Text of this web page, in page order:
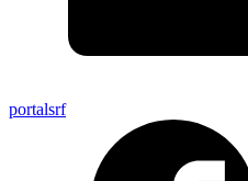
portalsrf